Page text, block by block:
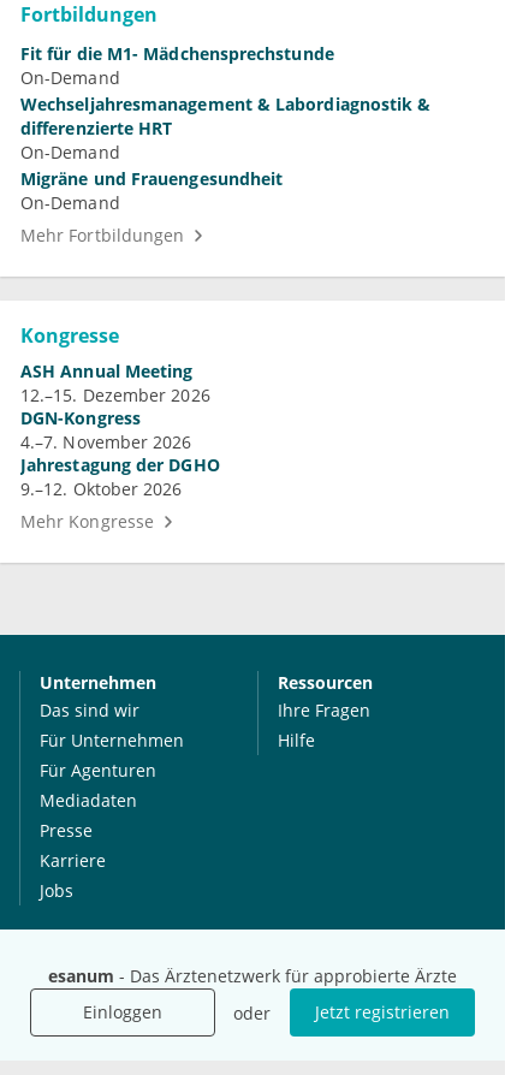
esanum - Das Ärztenetzwerk für approbierte Ärzte
Einloggen
oder Jetzt registrieren
Fortbildungen
Fit für die M1- Mädchensprechstunde
On-Demand
Wechseljahresmanagement & Labordiagnostik &
differenzierte HRT
On-Demand
Migräne und Frauengesundheit
On-Demand
Mehr Fortbildungen
Kongresse
ASH Annual Meeting
12.–15. Dezember 2026
DGN-Kongress
4.–7. November 2026
Jahrestagung der DGHO
9.–12. Oktober 2026
Mehr Kongresse
Unternehmen
Das sind wir
Für Unternehmen
Für Agenturen
Mediadaten
Presse
Karriere
Jobs
Ressourcen
Ihre Fragen
Hilfe
esanum.it
esanum.com
esanum.fr
Youtube
Twitter
LinkedIn